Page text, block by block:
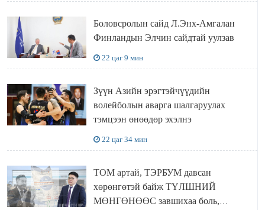
Боловсролын сайд Л.Энх-Амгалан
Финландын Элчин сайдтай уулзав
22 цаг 9 мин
Зүүн Азийн эрэгтэйчүүдийн
волейболын аварга шалгаруулах
тэмцээн өнөөдөр эхэлнэ
22 цаг 34 мин
ТОМ артай, ТЭРБУМ давсан
хөрөнгөтэй байж ТҮЛШНИЙ
МӨНГӨНӨӨС завшихаа боль,